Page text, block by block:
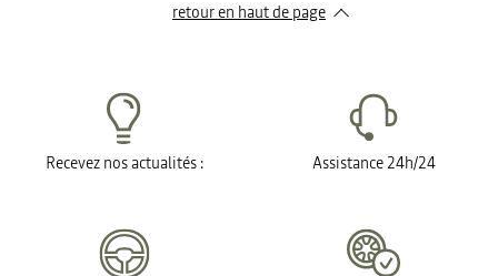
retour en haut de page​
Recevez nos actualités : Assistance 24h/24